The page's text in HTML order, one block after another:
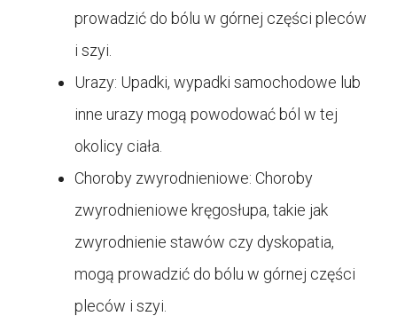
prowadzić do bólu w górnej części pleców
i szyi.
Urazy: Upadki, wypadki samochodowe lub
inne urazy mogą powodować ból w tej
okolicy ciała.
Choroby zwyrodnieniowe: Choroby
zwyrodnieniowe kręgosłupa, takie jak
zwyrodnienie stawów czy dyskopatia,
mogą prowadzić do bólu w górnej części
pleców i szyi.